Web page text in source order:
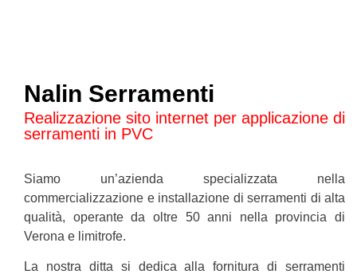
Nalin Serramenti
Realizzazione sito internet per applicazione di
serramenti in PVC
Siamo un’azienda specializzata nella
commercializzazione e installazione di serramenti di alta
qualità, operante da oltre 50 anni nella provincia di
Verona e limitrofe.
La nostra ditta si dedica alla fornitura di serramenti